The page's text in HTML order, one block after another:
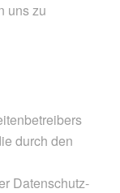
uns zu
durch den
Datenschutz-